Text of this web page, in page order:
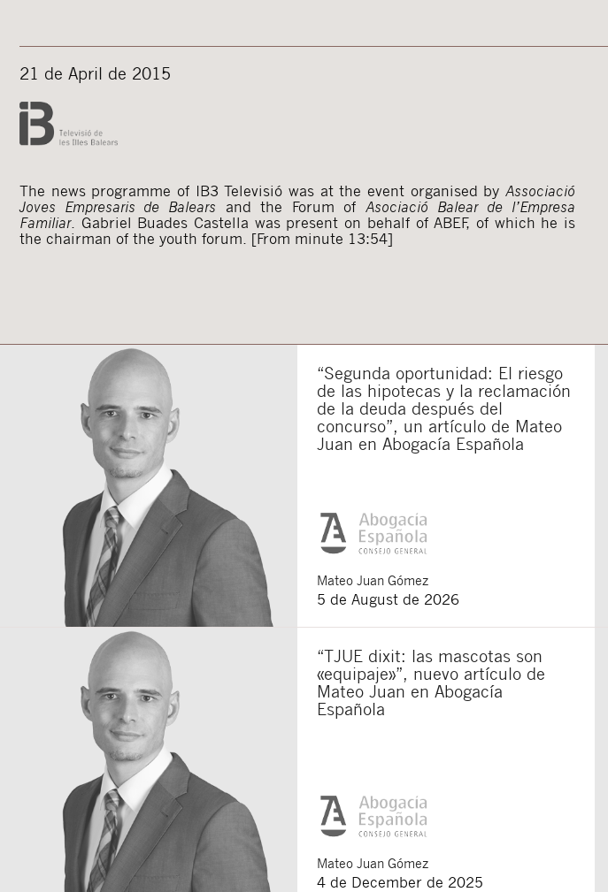
21 de April de 2015
The news programme of IB3 Televisió was at the event organised by Associació
Joves Empresaris de Balears and the Forum of Asociació Balear de l’Empresa
Familiar. Gabriel Buades Castella was present on behalf of ABEF, of which he is
the chairman of the youth forum. [From minute 13:54]
“Segunda oportunidad: El riesgo
de las hipotecas y la reclamación
de la deuda después del
concurso”, un artículo de Mateo
Juan en Abogacía Española
Mateo Juan Gómez
5 de August de 2026
“TJUE dixit: las mascotas son
«equipaje»”, nuevo artículo de
Mateo Juan en Abogacía
Española
Mateo Juan Gómez
4 de December de 2025